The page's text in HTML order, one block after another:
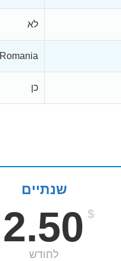
לא
Romania
כן
שנתיים
$
2.50
לחודש